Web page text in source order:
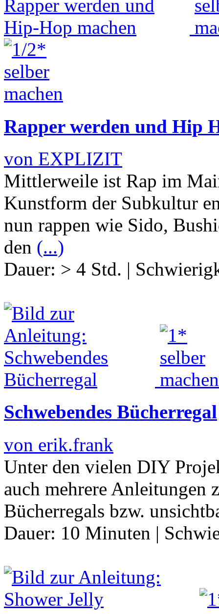
Rapper werden und Hip
von EXPLIZIT
Mittlerweile ist Rap im
Kunstform der Subkultur
nun rappen wie Sido,
den (...)
Dauer: > 4 Std. |
Schwebendes Bücherregal
von erik.frank
Unter den vielen DIY
auch mehrere Anleitungen
Bücherregals bzw.
Dauer: 10 Minuten |